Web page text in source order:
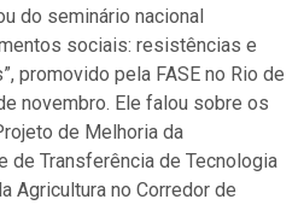
do seminário nacional
sociais: resistências e
promovido pela FASE no Rio de
novembro. Ele falou sobre os
de Melhoria da
de Transferência de Tecnologia
Agricultura no Corredor de